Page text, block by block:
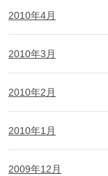
2010年4月
2010年3月
2010年2月
2010年1月
2009年12月